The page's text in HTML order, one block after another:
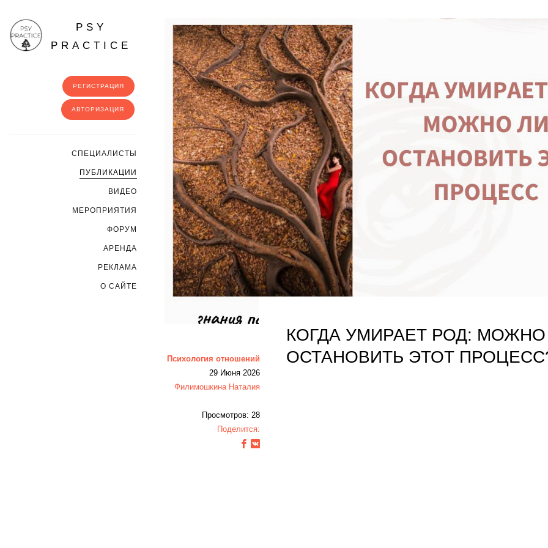
PSY
PRACTICE
РЕГИСТРАЦИЯ
АВТОРИЗАЦИЯ
CПЕЦИАЛИСТЫ
ПУБЛИКАЦИИ
ВИДЕО
МЕРОПРИЯТИЯ
ФОРУМ
АРЕНДА
РЕКЛАМА
О САЙТЕ
Психология отношений
29 Июня 2026
Филимошкина Наталия
Просмотров: 28
Поделится:
КОГДА УМИРАЕТ РОД:
ОСТАНОВИТЬ ЭТОТ